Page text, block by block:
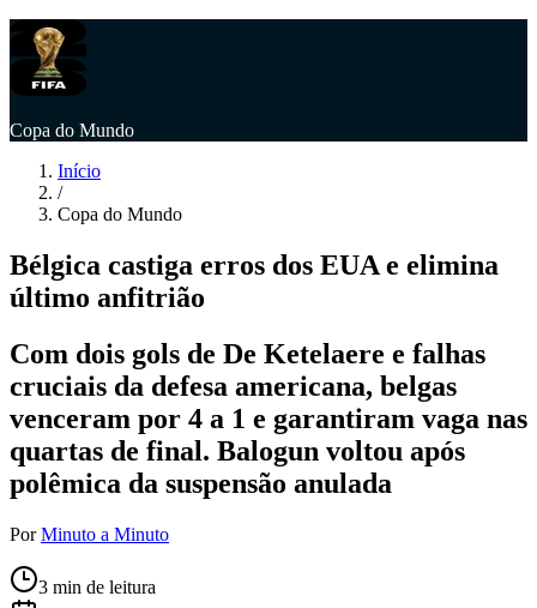
Copa do Mundo
Início
/
Copa do Mundo
Bélgica castiga erros dos EUA e elimina
último anfitrião
Com dois gols de De Ketelaere e falhas
cruciais da defesa americana, belgas
venceram por 4 a 1 e garantiram vaga nas
quartas de final. Balogun voltou após
polêmica da suspensão anulada
Por Minuto a Minuto
3 min de leitura